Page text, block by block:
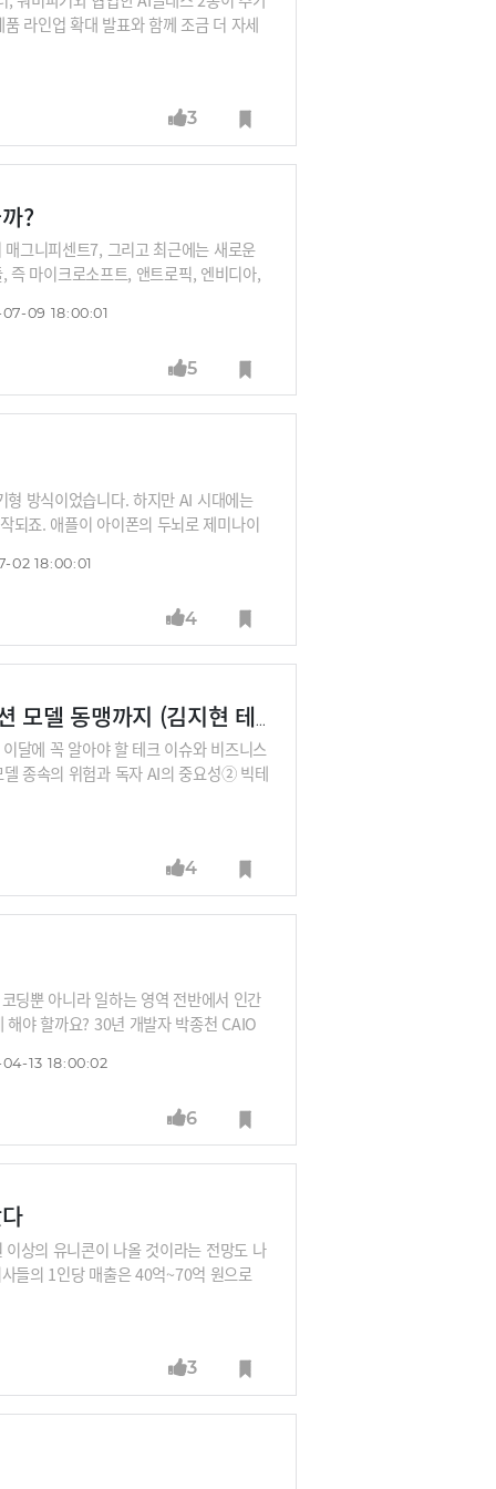
라인업 확대 발표와 함께 조금 더 자세
략기획팀장으로부터 AI와 가장 궁합이
3
?
그니피센트7, 그리고 최근에는 새로운
즉 마이크로소프트, 앤트로픽, 엔비디아,
. 30년 개발자 박종천 지란지교소프트 C
09 18:00:01
5
방식이었습니다. 하지만 AI 시대에는
되죠. 애플이 아이폰의 두뇌로 제미나이
있을까요? 새로운 고객 접점 전쟁에서
02 18:00:01
4
국가 전략 무기화된 AI부터 애플과 구글의 파운데이션 모델 동맹까지 (김지현 테크라이터)
달에 꼭 알아야 할 테크 이슈와 비즈니스
종속의 위험과 독자 AI의 중요성② 빅테
4
딩뿐 아니라 일하는 영역 전반에서 인간
야 할까요? 30년 개발자 박종천 CAIO
13 18:00:02
6
상의 유니콘이 나올 것이라는 전망도 나
들의 1인당 매출은 40억~70억 원으로
3